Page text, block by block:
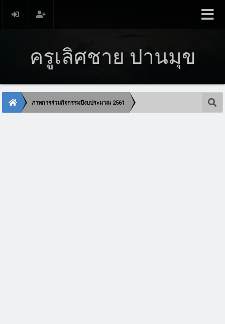
ครูเลิศชาย ปานมุข
ภาพการร่วมกิจกรรมปีงบประมาณ 2561